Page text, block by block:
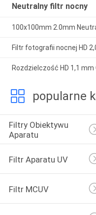
Neutralny filtr nocny
100x100mm 2.0mm
Filtr fotografii nocnej HD
Rozdzielczość HD 1,1
popularne
Filtry Obiektywu
Aparatu
Filtr Aparatu UV
Filtr MCUV